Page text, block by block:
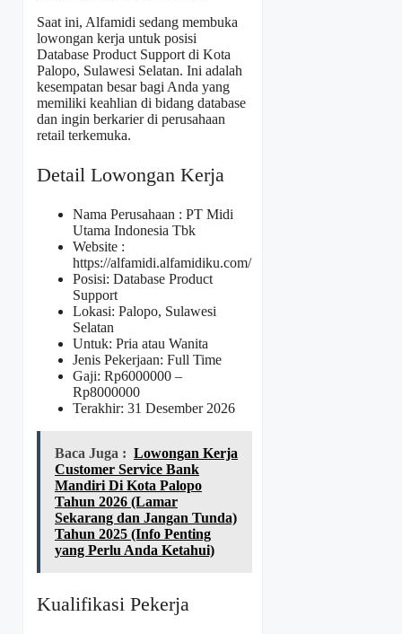
Saat ini, Alfamidi sedang membuka
lowongan kerja untuk posisi
Database Product Support di Kota
Palopo, Sulawesi Selatan. Ini adalah
kesempatan besar bagi Anda yang
memiliki keahlian di bidang database
dan ingin berkarier di perusahaan
retail terkemuka.
Detail Lowongan Kerja
Nama Perusahaan : PT Midi
Utama Indonesia Tbk
Website :
https://alfamidi.alfamidiku.com/
Posisi: Database Product
Support
Lokasi: Palopo, Sulawesi
Selatan
Untuk: Pria atau Wanita
Jenis Pekerjaan: Full Time
Gaji: Rp6000000 –
Rp8000000
Terakhir: 31 Desember 2026
Baca Juga : Lowongan Kerja
Customer Service Bank
Mandiri Di Kota Palopo
Tahun 2026 (Lamar
Sekarang dan Jangan Tunda)
Tahun 2025 (Info Penting
yang Perlu Anda Ketahui)
Kualifikasi Pekerja